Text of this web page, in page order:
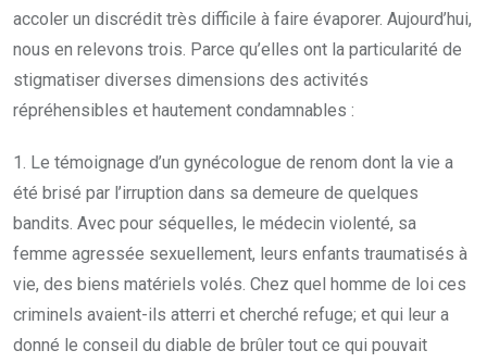
accoler un discrédit très difficile à faire évaporer. Aujourd’hui,
nous en relevons trois. Parce qu’elles ont la particularité de
stigmatiser diverses dimensions des activités
répréhensibles et hautement condamnables :
1. Le témoignage d’un gynécologue de renom dont la vie a
été brisé par l’irruption dans sa demeure de quelques
bandits. Avec pour séquelles, le médecin violenté, sa
femme agressée sexuellement, leurs enfants traumatisés à
vie, des biens matériels volés. Chez quel homme de loi ces
criminels avaient-ils atterri et cherché refuge; et qui leur a
donné le conseil du diable de brûler tout ce qui pouvait